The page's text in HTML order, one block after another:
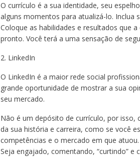
O currículo é a sua identidade, seu
alguns momentos para atualizá-lo. Inclua
Coloque as habilidades e resultados que
pronto. Você terá a uma sensação de
2. LinkedIn
O LinkedIn é a maior rede social
grande oportunidade de mostrar a sua
seu mercado.
Não é um depósito de currículo, por
da sua história e carreira, como se você
competências e o mercado em que atuou.
Seja engajado, comentando, “curtindo”